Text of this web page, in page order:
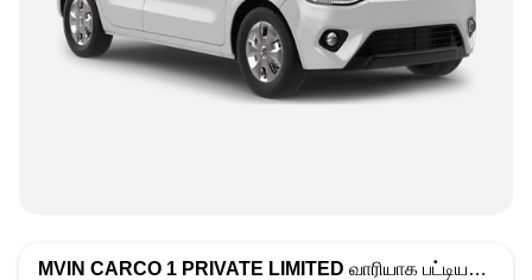
MVIN CARCO 1 PRIVATE LIMITED வாரியாக பட்டியலிடப்பட்டது